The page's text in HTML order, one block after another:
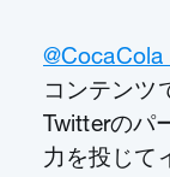
コンテンツ
Twitterのパ
力を投じて